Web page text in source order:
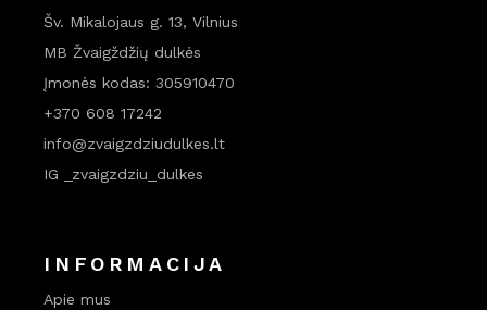
Šv. Mikalojaus g. 13, Vilnius
MB Žvaigždžių dulkės
Įmonės kodas: 305910470
+370 608 17242
info@zvaigzdziudulkes.lt
IG _zvaigzdziu_dulkes
INFORMACIJA
Apie mus